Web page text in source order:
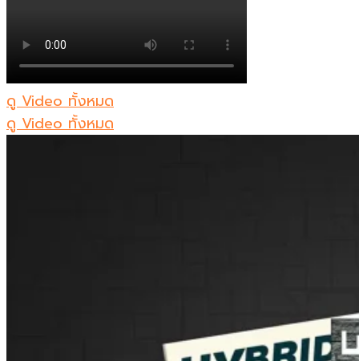
ดู Video ทั้งหมด
ดู Video ทั้งหมด